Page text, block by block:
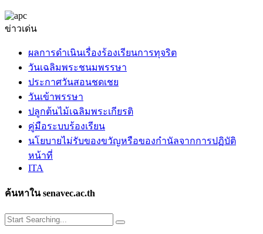
ข่าวเด่น
ผลการดำเนินเรื่องร้องเรียนการทุจริต
วันเฉลิมพระชนมพรรษา
ประกาศวันสอนชดเชย
วันเข้าพรรษา
ปลูกต้นไม้เฉลิมพระเกียรติ
คู่มือระบบร้องเรียน
นโยบายไม่รับของขวัญหรือของกำนัลจากการปฏิบัติ
หน้าที่
ITA
ค้นหาใน senavec.ac.th